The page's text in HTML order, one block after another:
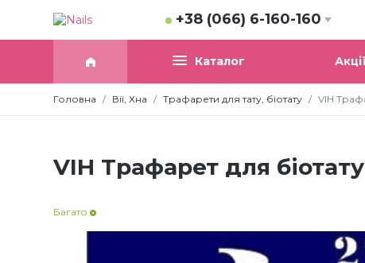
+38 (066) 6-160-160
Каталог Акції
Головна Вії, Хна Трафарети для тату, біотату VIH
VIH Трафарет для
Багато